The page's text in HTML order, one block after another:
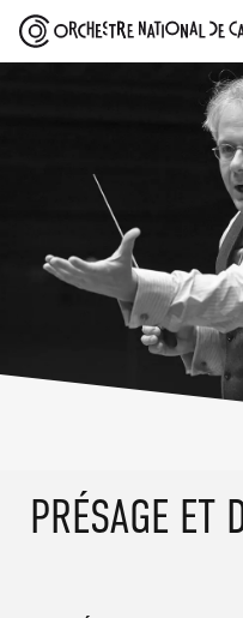
PRÉSAGE ET